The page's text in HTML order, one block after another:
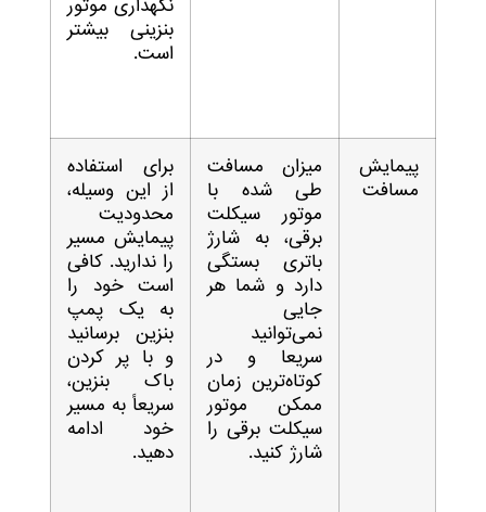
نگهداری موتور
بنزینی بیشتر
است.
پیمایش
مسافت
میزان مسافت
طی شده با
موتور سیکلت
برقی، به شارژ
باتری بستگی
دارد و شما هر
جایی
نمی‌توانید
سریعا و در
کوتاه‌ترین زمان
ممکن موتور
سیکلت برقی را
شارژ کنید.
برای استفاده
از این وسیله،
محدودیت
پیمایش مسیر
را ندارید. کافی
است خود را
به یک پمپ
بنزین برسانید
و با پر کردن
باک بنزین،
سریعاً به مسیر
خود ادامه
دهید.